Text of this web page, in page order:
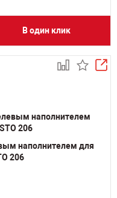
В один клик
наполнителем для
206